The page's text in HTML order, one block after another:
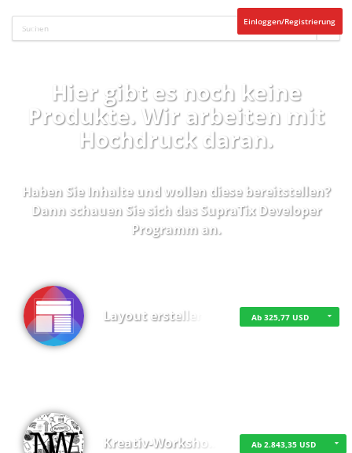
Einloggen/Registrierung
Hier gibt es noch keine
Produkte. Wir arbeiten mit
Hochdruck daran.
Haben Sie Inhalte und wollen diese bereitstellen?
Dann schauen Sie sich das SupraTix Developer
Programman.
Layout erstellen Ab 325,77 USD
Kreativ-Worksho… Ab 2.843,35 USD